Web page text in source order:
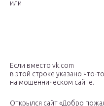
или
Если вместо vk.com
в этой строке указано что-
на мошенническом сайте.
Открылся сайт «Добро